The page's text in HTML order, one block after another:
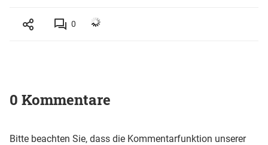
0
0 Kommentare
Bitte beachten Sie, dass die Kommentarfunktion unserer